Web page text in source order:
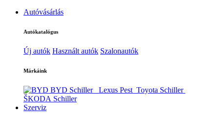
Autóvásárlás
Autókatalógus
Új autók Használt autók Szalonautók
Márkáink
BYD Schiller Lexus Pest Toyota Schiller
ŠKODA Schiller
Szerviz